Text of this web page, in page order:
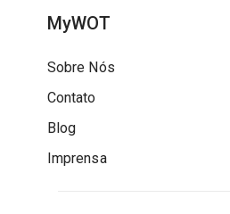
MyWOT
Sobre Nós
Contato
Blog
Imprensa